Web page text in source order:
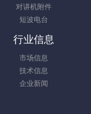
对讲机附件
短波电台
行业信息
市场信息
技术信息
企业新闻